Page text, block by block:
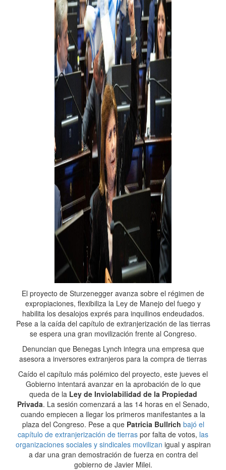
El proyecto de Sturzenegger avanza sobre el régimen de
expropiaciones, flexibiliza la Ley de Manejo del fuego y
habilita los desalojos exprés para inquilinos endeudados.
Pese a la caída del capítulo de extranjerización de las tierras
se espera una gran movilización frente al Congreso.
Denuncian que Benegas Lynch integra una empresa que
asesora a inversores extranjeros para la compra de tierras
Caído el capítulo más polémico del proyecto, este jueves el
Gobierno intentará avanzar en la aprobación de lo que
queda de la Ley de Inviolabilidad de la Propiedad
Privada. La sesión comenzará a las 14 horas en el Senado,
cuando empiecen a llegar los primeros manifestantes a la
plaza del Congreso. Pese a que Patricia Bullrich bajó el
capítulo de extranjerización de tierras por falta de votos, las
organizaciones sociales y sindicales movilizan igual y aspiran
a dar una gran demostración de fuerza en contra del
gobierno de Javier Milei.